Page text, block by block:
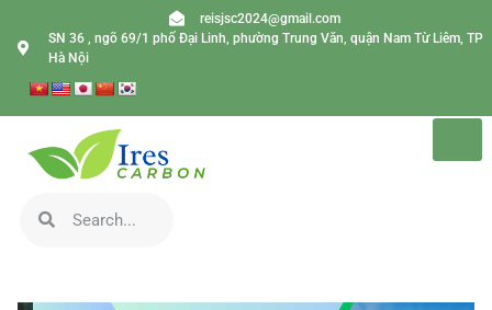
reisjsc2024@gmail.com
SN 36 , ngõ 69/1 phố Đại Linh, phường Trung Văn, quận Nam Từ Liêm, TP
Hà Nội